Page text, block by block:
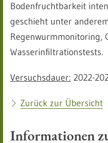
Bodenfruchtbarkeit
geschieht unter
Regenwurmmonitoring,
Wasserinfiltrationstests.
Versuchsdauer: 2022-
Zurück zur Übersicht
Informationen